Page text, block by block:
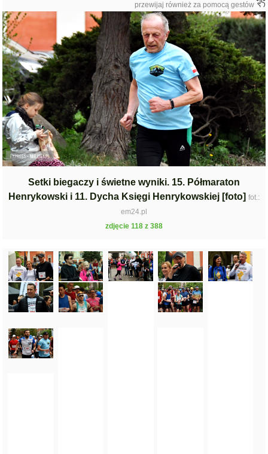
przewijaj również za pomocą gestów
Setki biegaczy i świetne wyniki. 15. Półmaraton
Henrykowski i 11. Dycha Księgi Henrykowskiej [foto] fot.:
em24.pl
zdjęcie 118 z 388